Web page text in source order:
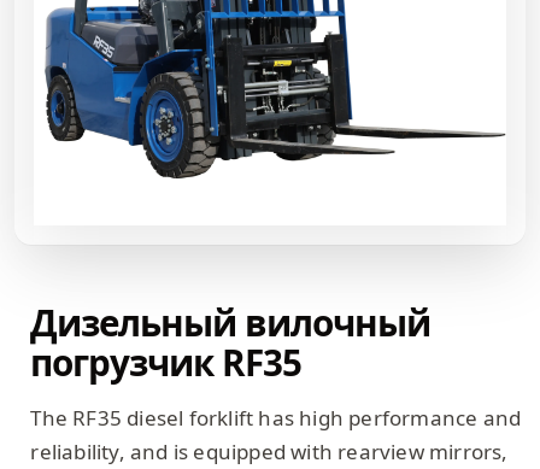
Дизельный вилочный
погрузчик RF35
The RF35 diesel forklift has high performance and
reliability, and is equipped with rearview mirrors,